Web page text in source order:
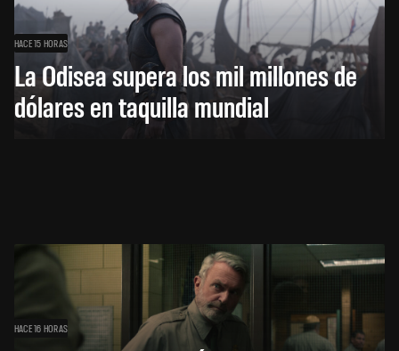
HACE 15 HORAS
La Odisea supera los mil millones de
dólares en taquilla mundial
HACE 16 HORAS